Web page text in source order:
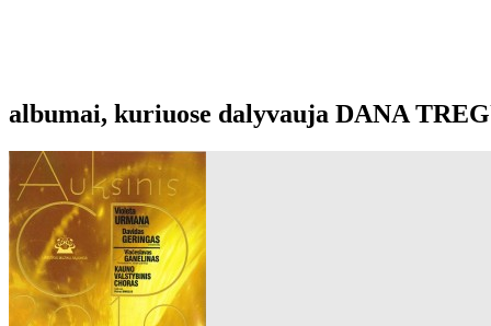
albumai, kuriuose dalyvauja DANA